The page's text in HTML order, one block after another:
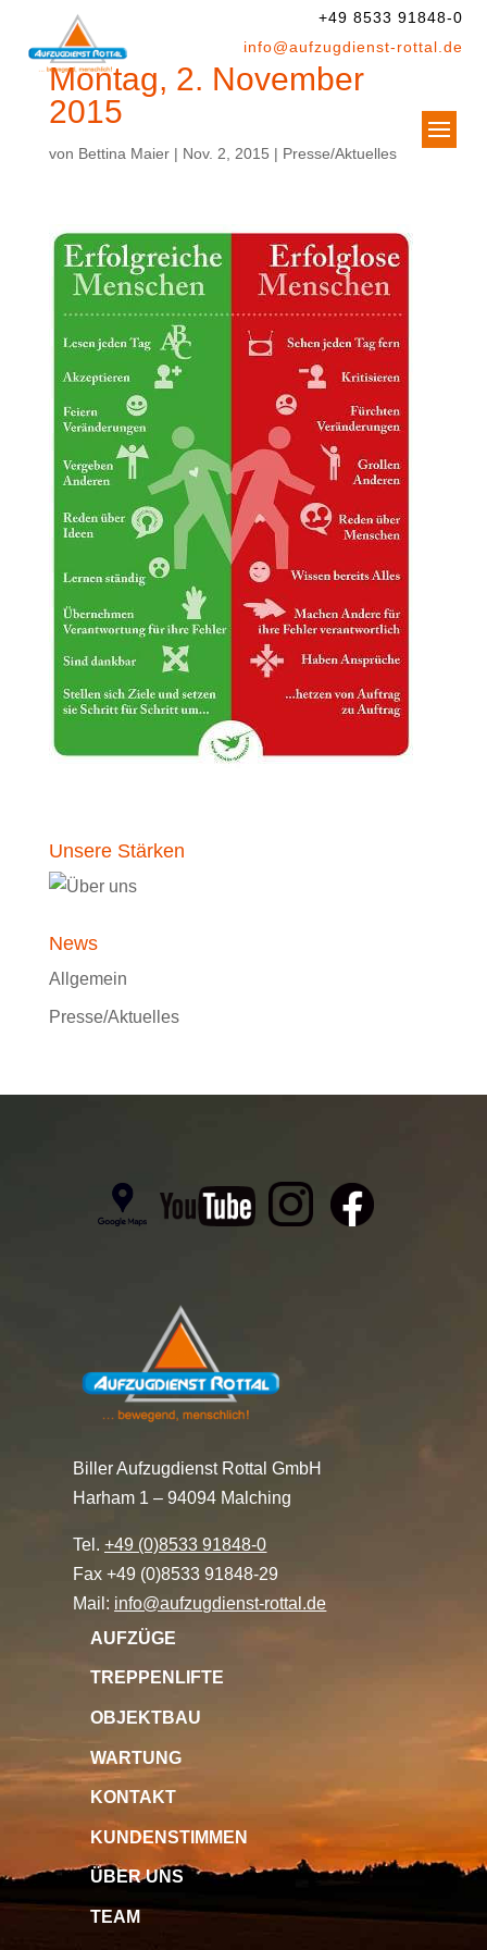
+49 8533 91848-0
info@aufzugdienst-rottal.de
Montag, 2. November
2015
von Bettina Maier| Nov. 2, 2015 | Presse/Aktuelles
Unsere Stärken
News
Allgemein
Presse/Aktuelles
Biller Aufzugdienst Rottal GmbH
Harham 1 – 94094 Malching
Tel.+49 (0)8533 91848-0
Fax +49 (0)8533 91848-29
Mail: info@aufzugdienst-rottal.de
AUFZÜGE
TREPPENLIFTE
OBJEKTBAU
WARTUNG
KONTAKT
KUNDENSTIMMEN
ÜBER UNS
TEAM